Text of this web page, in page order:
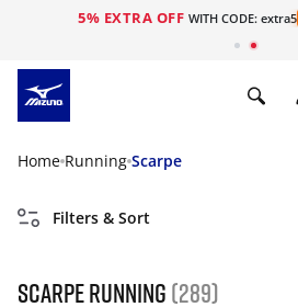
5% EXTRA OFF WITH CODE: extra5
Home Running Scarpe
Filters & Sort
Scarpe running (289)